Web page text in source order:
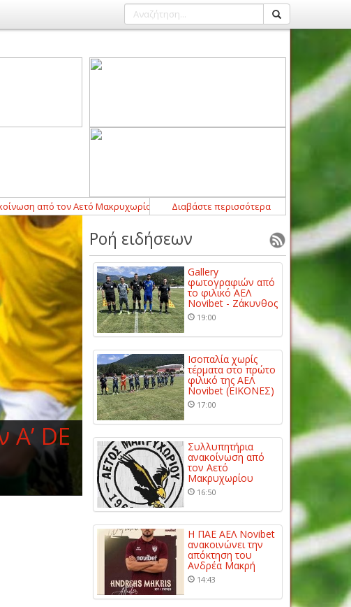
τον Αετό Μακρυχωρίου 14:43 Η ΠΑΕ ΑΕΛ Novibet ανακοινώνει την
Διαβάστε περισσότερα
DE
Ροή ειδήσεων
Gallery
φωτογραφιών από
το φιλικό ΑΕΛ
Novibet - Ζάκυνθος
19:00
Ισοπαλία χωρίς
τέρματα στο πρώτο
φιλικό της ΑΕΛ
Novibet (ΕΙΚΟΝΕΣ)
17:00
Συλλυπητήρια
ανακοίνωση από
τον Αετό
Μακρυχωρίου
16:50
Η ΠΑΕ ΑΕΛ Novibet
ανακοινώνει την
απόκτηση του
Ανδρέα Μακρή
14:43